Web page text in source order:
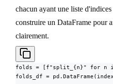
chacun ayant une liste d'indices
construire un DataFrame pour
clairement.
folds = [f"split_{n}" for n
folds_df =